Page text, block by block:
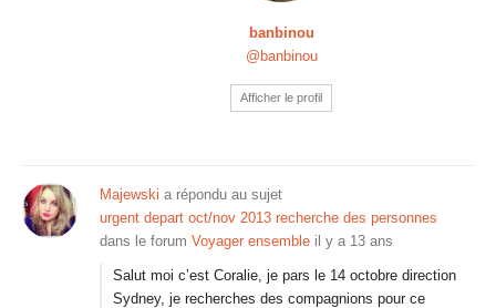
banbinou
@banbinou
Afficher le profil
Majewski a répondu au sujet
urgent depart oct/nov 2013 recherche des personnes
dans le forum Voyager ensemble il y a 13 ans
Salut moi c’est Coralie, je pars le 14 octobre direction
Sydney, je recherches des compagnions pour ce